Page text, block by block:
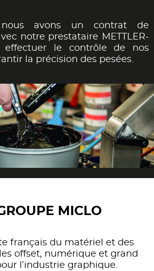
nous avons un contrat de
notre prestataire METTLER-
effectuer le contrôle de nos
la précision des pesées.
MICLO
français du matériel et des
offset, numérique et grand
l’industrie graphique.